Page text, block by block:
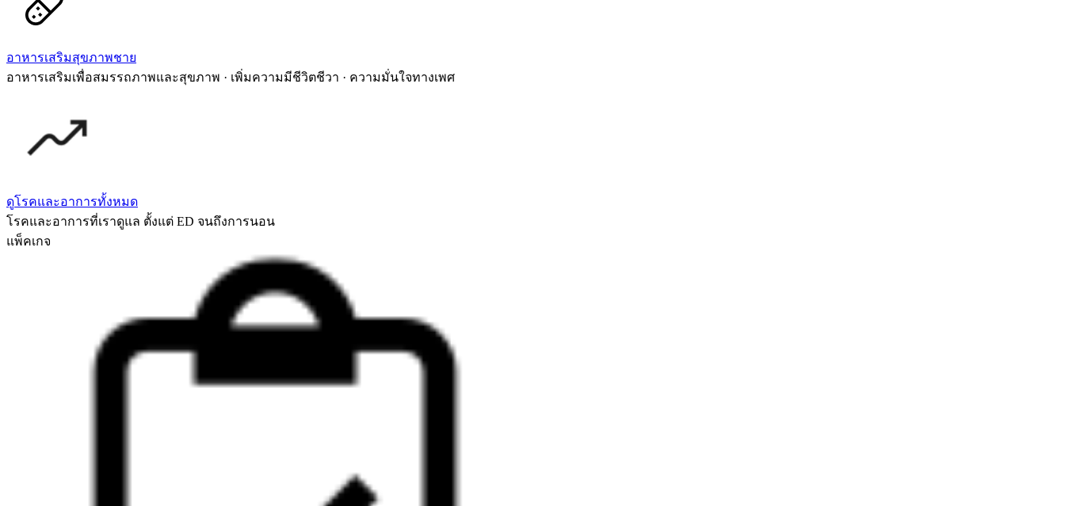
อาหารเสริมสุขภาพชาย
อาหารเสริมเพื่อสมรรถภาพและสุขภาพ · เพิ่มความมีชีวิตชีวา · ความมั่นใจทางเพศ
ดูโรคและอาการทั้งหมด
โรคและอาการที่เราดูแล ตั้งแต่ ED จนถึงการนอน
แพ็คเกจ